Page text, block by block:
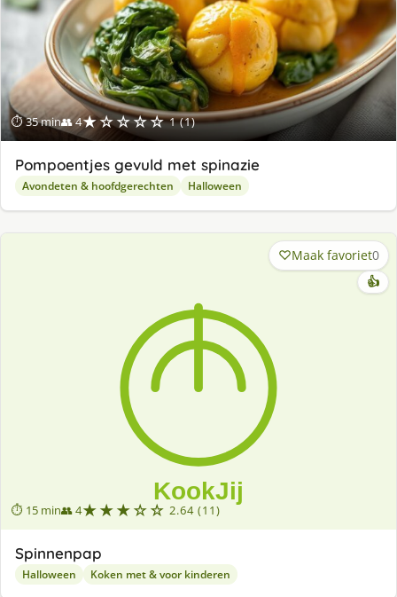
⏱ 35 min👥 4★☆☆☆☆ 1 (1)
Pompoentjes gevuld met spinazie
Avondeten & hoofdgerechten Halloween
⏱ 15 min👥 4★★★☆☆ 2.64 (11)
Maak favoriet0
👍
Spinnenpap
Halloween Koken met & voor kinderen